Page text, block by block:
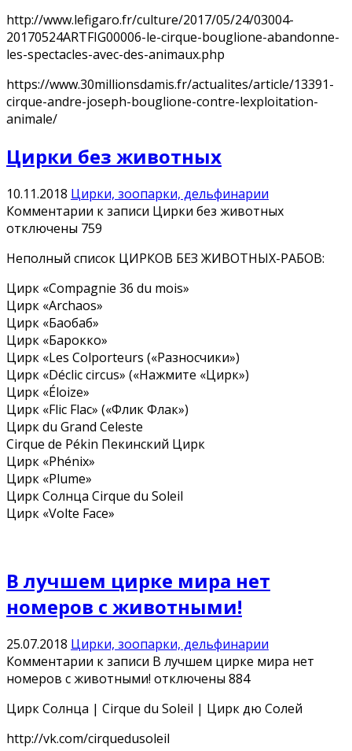
http://www.lefigaro.fr/culture/2017/05/24/03004-
20170524ARTFIG00006-le-cirque-bouglione-abandonne-
les-spectacles-avec-des-animaux.php
https://www.30millionsdamis.fr/actualites/article/13391-
cirque-andre-joseph-bouglione-contre-lexploitation-
animale/
Цирки без животных
10.11.2018 Цирки, зоопарки, дельфинарии
Комментарии к записи Цирки без животных
отключены 759
Неполный список ЦИРКОВ БЕЗ ЖИВОТНЫХ-РАБОВ:
Цирк «Compagnie 36 du mois»
Цирк «Archaos»
Цирк «Баобаб»
Цирк «Барокко»
Цирк «Les Colporteurs («Разносчики»)
Цирк «Déclic circus» («Нажмите «Цирк»)
Цирк «Éloize»
Цирк «Flic Flac» («Флик Флак»)
Цирк du Grand Celeste
Cirque de Pékin Пекинский Цирк
Цирк «Phénix»
Цирк «Plume»
Цирк Солнца Cirque du Soleil
Цирк «Volte Face»
В лучшем цирке мира нет
номеров с животными!
25.07.2018 Цирки, зоопарки, дельфинарии
Комментарии к записи В лучшем цирке мира нет
номеров с животными! отключены 884
Цирк Солнца | Cirque du Soleil | Цирк дю Солей
http://vk.com/cirquedusoleil